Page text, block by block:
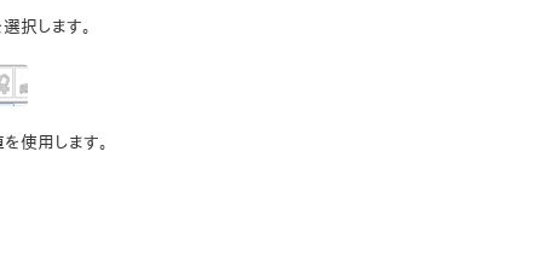
選択します。
使用します。